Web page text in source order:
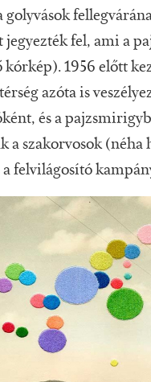
golyvások
jegyezték fel, ami a
1956 előtt
azóta is
és a
a szakorvosok
felvilágosító